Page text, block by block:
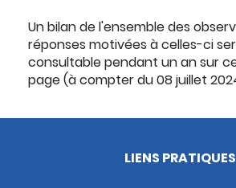
Un bilan de l'ensemble des
réponses motivées à celles-ci
consultable pendant un an sur
page (à compter du 08 juillet
LIENS PRATIQUES